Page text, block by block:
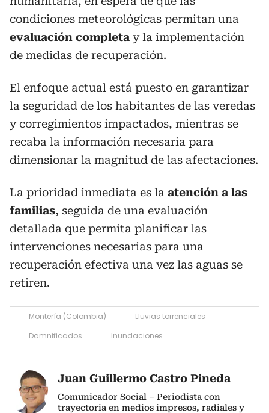
condiciones meteorológicas permitan una
evaluación completa y la implementación
de medidas de recuperación.
El enfoque actual está puesto en garantizar
la seguridad de los habitantes de las veredas
y corregimientos impactados, mientras se
recaba la información necesaria para
dimensionar la magnitud de las afectaciones.
La prioridad inmediata es la atención a las
familias, seguida de una evaluación
detallada que permita planificar las
intervenciones necesarias para una
recuperación efectiva una vez las aguas se
retiren.
Montería (Colombia)
Lluvias torrenciales
Damnificados
Inundaciones
Juan Guillermo Castro Pineda
Comunicador Social – Periodista con
trayectoria en medios impresos, radiales y